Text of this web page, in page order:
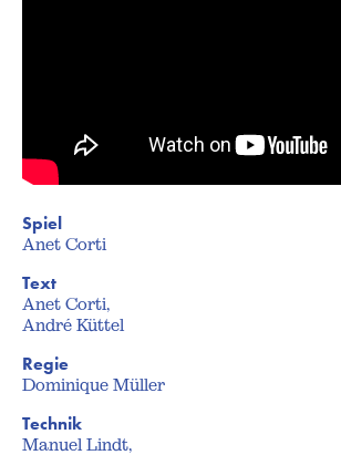
Spiel
Anet Corti
Text
Anet Corti,
André Küttel
Regie
Dominique Müller
Technik
Manuel Lindt,